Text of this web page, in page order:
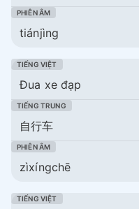
tiánjìng
Đua xe đạp
自行车
zìxíngchē